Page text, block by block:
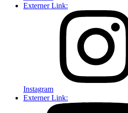
Externer Link:
Instagram
Externer Link: